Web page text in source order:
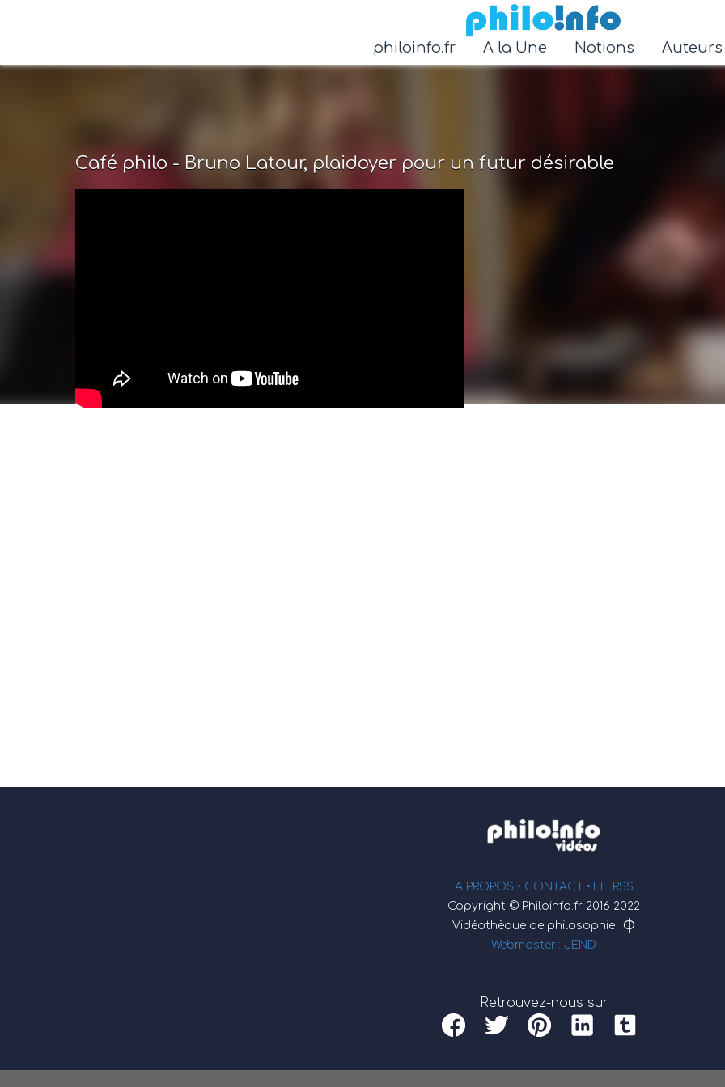
Accéder au contenu principal
Café philo - Bruno Latour, plaidoyer pour un futur désirable
philoinfo.fr A la Une Notions
A PROPOS • CONTACT • FIL RSS
Copyright © Philoinfo.fr 2016-2022
Vidéothèque de philosophie
φ
Webmaster : JEND
Retrouvez-nous sur